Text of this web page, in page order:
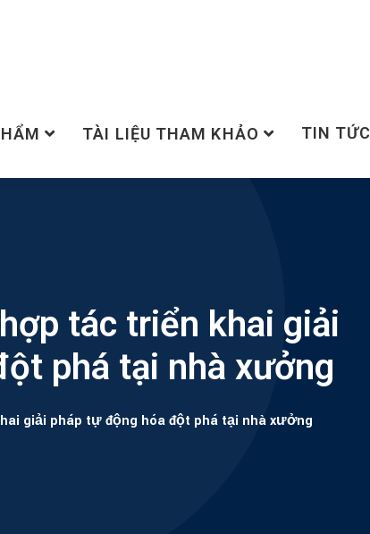
TÀI LIỆU THAM KHẢO TIN TỨC
tác triển khai giải
phá tại nhà xưởng
giải pháp tự động hóa đột phá tại nhà xưởng